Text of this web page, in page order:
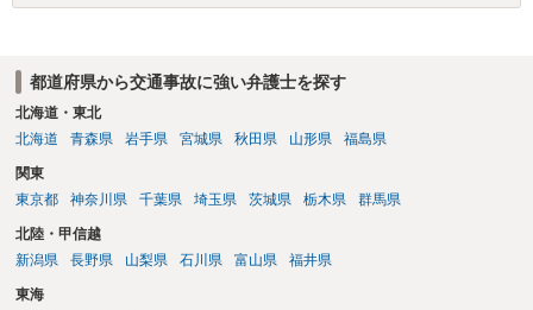
ことも検討ください。
都道府県から交通事故に強い弁護士を探す
北海道・東北
北海道
青森県 岩手県 宮城県 秋田県 山形県 福島県
関東
東京都
神奈川県 千葉県 埼玉県 茨城県 栃木県 群馬県
北陸・甲信越
新潟県
長野県 山梨県 石川県 富山県 福井県
東海